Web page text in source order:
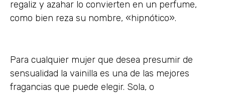
regaliz y azahar lo convierten en un perfume,
como bien reza su nombre, «hipnótico».
Para cualquier mujer que desea presumir de
sensualidad la vainilla es una de las mejores
fragancias que puede elegir. Sola, o